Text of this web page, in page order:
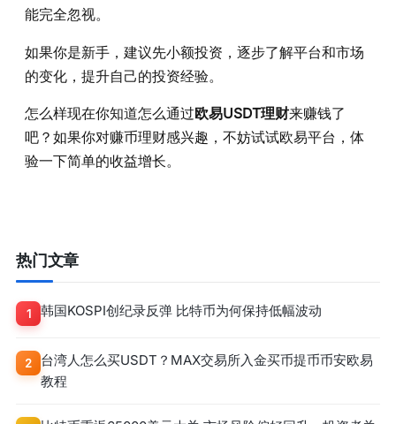
能完全忽视。
如果你是新手，建议先小额投资，逐步了解平台和市场
的变化，提升自己的投资经验。
怎么样现在你知道怎么通过欧易USDT理财来赚钱了
吧？如果你对赚币理财感兴趣，不妨试试欧易平台，体
验一下简单的收益增长。
热门文章
1 韩国KOSPI创纪录反弹 比特币为何保持低幅波动
2
台湾人怎么买USDT？MAX交易所入金买币提币币安欧易
教程